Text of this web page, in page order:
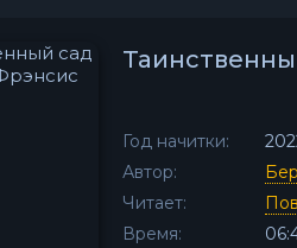
Год начитки:
Автор:
Читает:
Время: